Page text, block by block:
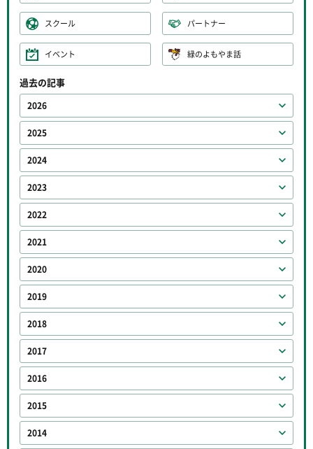
スクール パートナー
イベント 緑のよもやま話
過去の記事
2026
2025
2024
2023
2022
2021
2020
2019
2018
2017
2016
2015
2014